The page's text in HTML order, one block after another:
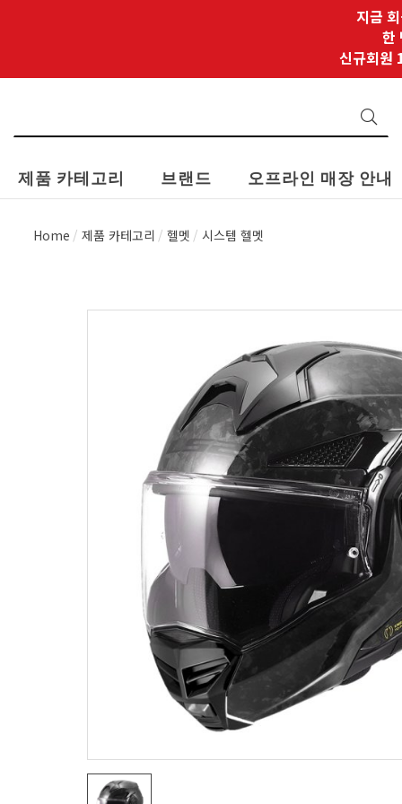
지금
한
신규회원
제품 카테고리 브랜드 오프라인 매장 안내
Home 제품 카테고리 헬멧 시스템 헬멧